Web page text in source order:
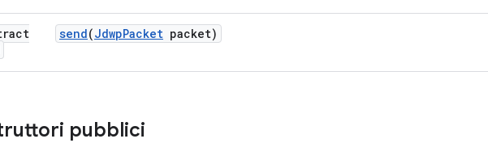
send(JdwpPacket packet)
pubblici